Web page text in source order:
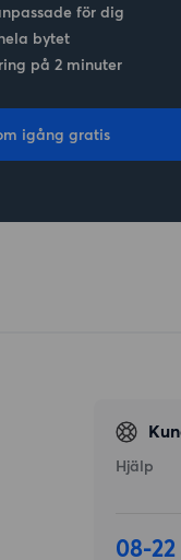
för dig
bytet
på 2 minuter
igång gratis
Hjälp
08-